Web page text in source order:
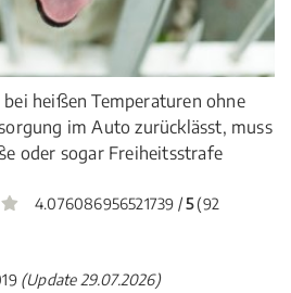
heißen Temperaturen ohne
im Auto zurücklässt, muss
oder sogar Freiheitsstrafe
4.076086956521739 /5(92
(Update 29.07.2026)